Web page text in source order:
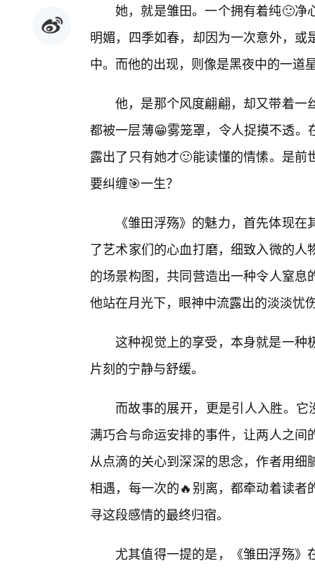
她，就是雏田。一个拥有着纯🙂净
明媚，四季如春，却因为一次意外，
中。而他的出现，则像是黑夜中的一道
他，是那个风度翩翩，却又带着一
都被一层薄😁雾笼罩，令人捉摸不透
露出了只有她才🙂能读懂的情愫。是
要纠缠🎯一生？
《雏田浮殇》的魅力，首先体现
了艺术家们的心血打磨，细致入微的
的场景构图，共同营造出一种令人窒
他站在月光下，眼神中流露出的淡淡忧
这种视觉上的享受，本身就是一种
片刻的宁静与舒缓。
而故事的展开，更是引人入胜。它
满巧合与命运安排的事件，让两人之
从点滴的关心到深深的思念，作者用
相遇，每一次的🔥别离，都牵动着读
寻这段感情的最终归宿。
尤其值得一提的是，《雏田浮殇